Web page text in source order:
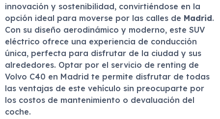
innovación y sostenibilidad, convirtiéndose en la
opción ideal para moverse por las calles de Madrid.
Con su diseño aerodinámico y moderno, este SUV
eléctrico ofrece una experiencia de conducción
única, perfecta para disfrutar de la ciudad y sus
alrededores. Optar por el servicio de renting de
Volvo C40 en Madrid te permite disfrutar de todas
las ventajas de este vehículo sin preocuparte por
los costos de mantenimiento o devaluación del
coche.